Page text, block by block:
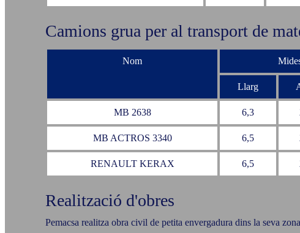
Camions grua per al transport de
Nom
Llarg
MB 2638 6,3
MB ACTROS 3340 6,5
RENAULT KERAX 6,5
Realització d'obres
Pemacsa realitza obra civil de petita envergadura dins la seva